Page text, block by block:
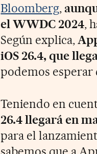
Bloomberg,
el WWDC 2024,
Según explica,
iOS 26.4, que
podemos esperar
Teniendo en
26.4 llegará en
para el